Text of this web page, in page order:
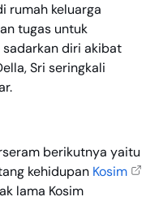
rumah keluarga
tugas untuk
diri akibat
Sri seringkali
berikutnya yaitu
kehidupan Kosim
lama Kosim